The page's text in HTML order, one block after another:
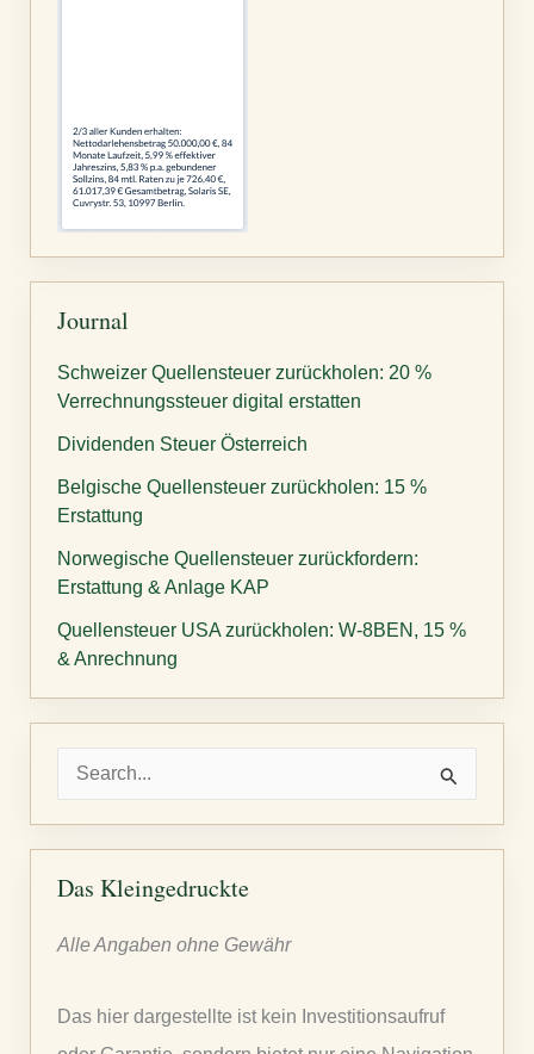
Journal
Schweizer Quellensteuer zurückholen: 20 %
Verrechnungssteuer digital erstatten
Dividenden Steuer Österreich
Belgische Quellensteuer zurückholen: 15 %
Erstattung
Norwegische Quellensteuer zurückfordern:
Erstattung & Anlage KAP
Quellensteuer USA zurückholen: W-8BEN, 15 %
& Anrechnung
h
n
Das Kleingedruckte
Alle Angaben ohne Gewähr
Das hier dargestellte ist kein Investitionsaufruf